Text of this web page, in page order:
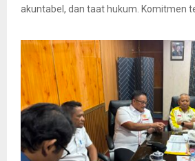
akuntabel, dan taat hukum. Komitmen